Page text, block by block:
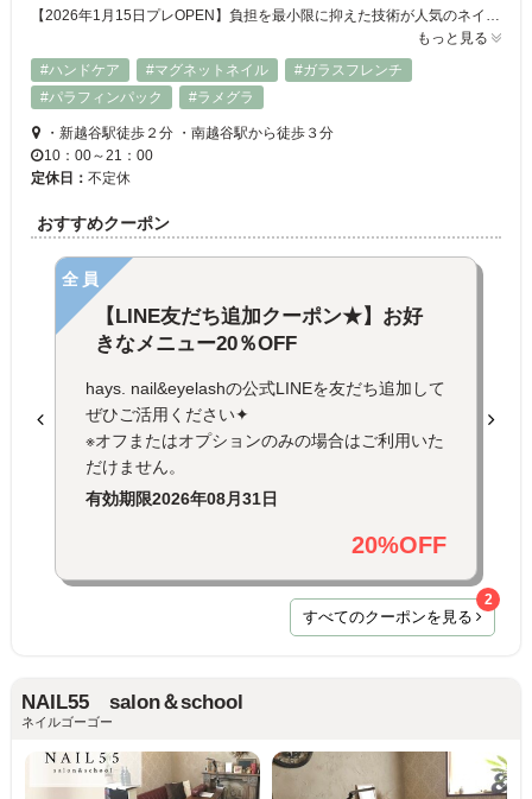
【2026年1月15日プレOPEN】負担を最小限に抑えた技術が人気のネイル＆まつげサロン。ネイルはパラジェルなど複数のベースを導入し、爪の状態を見極め施術をご提案！全メニューでフィルイン対応、負担を最小限に抑えた高い技術で「持ちの良さ×健康的な爪」を叶えます。まつげは完全無添加のシンプリフィラッシュリフト、LEDラッシュ、＆Healthyなど厳選した技術のみを採用。細かなデザインの再現もお任せを◎
もっと見る
#ハンドケア
#マグネットネイル
#ガラスフレンチ
#パラフィンパック
#ラメグラ
・新越谷駅徒歩２分 ・南越谷駅から徒歩３分
10：00～21：00
定休日： 不定休
おすすめクーポン
全員
【LINE友だち追加クーポン★】お好
きなメニュー20％OFF
hays. nail&eyelashの公式LINEを友だち追加して
ぜひご活用ください✦
※オフまたはオプションのみの場合はご利用いた
だけません。
有効期限2026年08月31日
20%OFF
すべてのクーポンを見る
2
NAIL55 salon＆school
ネイルゴーゴー